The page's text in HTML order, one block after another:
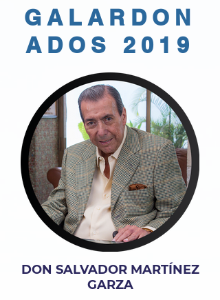
GALARDON
ADOS 2019
DON SALVADOR MARTÍNEZ
GARZA